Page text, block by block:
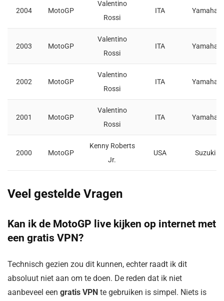
2004 MotoGP
Valentino
Rossi
ITA Yamaha
2003 MotoGP
Valentino
Rossi
ITA Yamaha
2002 MotoGP
Valentino
Rossi
ITA Yamaha
2001 MotoGP
Valentino
Rossi
ITA Yamaha
2000 MotoGP
Kenny Roberts
Jr.
USA Suzuki
Veel gestelde Vragen
Kan ik de MotoGP live kijken op internet met
een gratis VPN?
Technisch gezien zou dit kunnen, echter raadt ik dit
absoluut niet aan om te doen. De reden dat ik niet
aanbeveel een gratis VPN te gebruiken is simpel. Niets is